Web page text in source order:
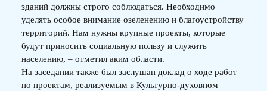
зданий должны строго соблюдаться. Необходимо
уделять особое внимание озеленению и благоустройству
территорий. Нам нужны крупные проекты, которые
будут приносить социальную пользу и служить
населению, – отметил аким области.
На заседании также был заслушан доклад о ходе работ
по проектам, реализуемым в Культурно-духовном